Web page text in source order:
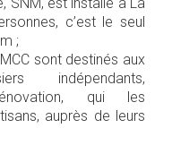
SNM, est installé à La
c’est le seul
;
sont destinés aux
indépendants,
qui les
auprès de leurs